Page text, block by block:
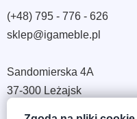
(+48) 795 - 776 - 626
sklep@igameble.pl
Sandomierska 4A
37-300 Leżajsk